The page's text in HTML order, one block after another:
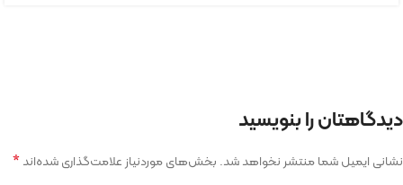
دیدگاهتان را بنویسید
نشانی ایمیل شما منتشر نخواهد شد. بخش‌های موردنیاز علامت‌گذاری شده‌اند*